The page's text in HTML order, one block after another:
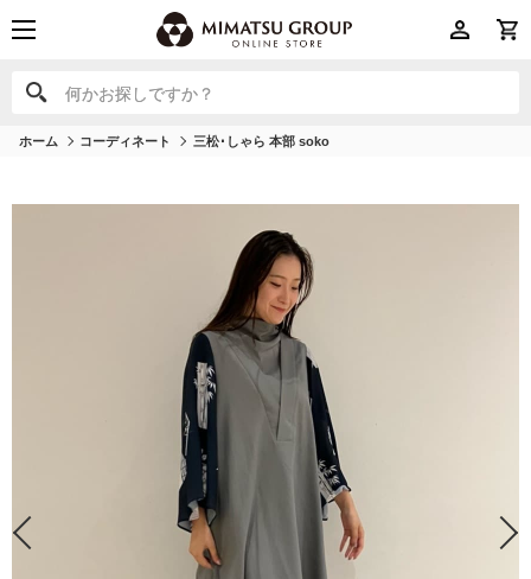
何かお探しですか？
何かお探しですか？
ホーム コーディネート 三松･しゃら 本部 soko